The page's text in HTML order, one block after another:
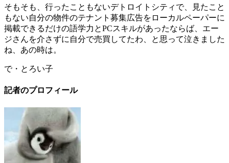
そもそも、行ったこともないデトロイトシティで、見たこと
もない自分の物件のテナント募集広告をローカルペーパーに
掲載できるだけの語学力とPCスキルがあったならば、エー
ジさんを介さずに自分で売買してたわ、と思って泣きました
ね、あの時は。
で・とろい子
記者のプロフィール